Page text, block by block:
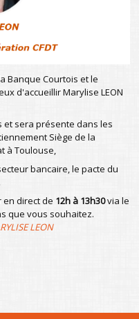
Banque Courtois et le
d'accueillir Marylise LEON
et sera présente dans les
Siège de la
à Toulouse,
bancaire, le pacte du
en direct de 12h à 13h30via le
que vous souhaitez.
LEON